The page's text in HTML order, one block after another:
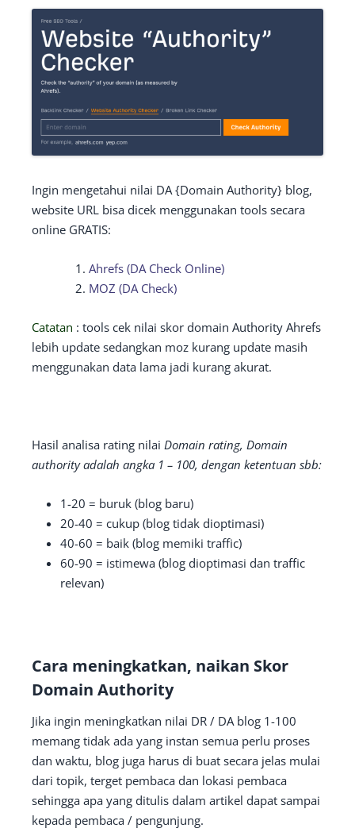
Ingin mengetahui nilai DA {Domain Authority} blog,
website URL bisa dicek menggunakan tools secara
online GRATIS:
Ahrefs (DA Check Online)
MOZ (DA Check)
Catatan : tools cek nilai skor domain Authority Ahrefs
lebih update sedangkan moz kurang update masih
menggunakan data lama jadi kurang akurat.
Hasil analisa rating nilai Domain rating, Domain
authority adalah angka 1 – 100, dengan ketentuan sbb:
1-20 = buruk (blog baru)
20-40 = cukup (blog tidak dioptimasi)
40-60 = baik (blog memiki traffic)
60-90 = istimewa (blog dioptimasi dan traffic
relevan)
Cara meningkatkan, naikan Skor
Domain Authority
Jika ingin meningkatkan nilai DR / DA blog 1-100
memang tidak ada yang instan semua perlu proses
dan waktu, blog juga harus di buat secara jelas mulai
dari topik, terget pembaca dan lokasi pembaca
sehingga apa yang ditulis dalam artikel dapat sampai
kepada pembaca / pengunjung.